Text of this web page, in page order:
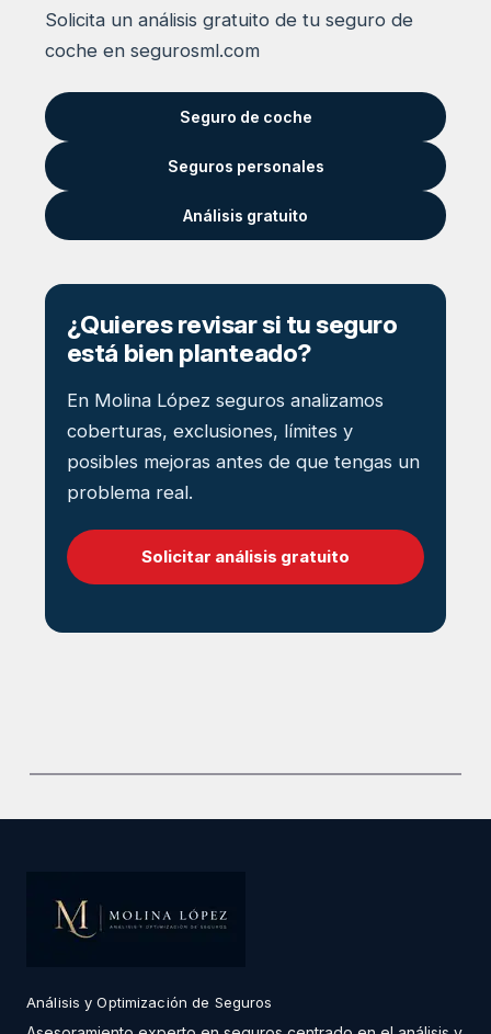
Solicita un análisis gratuito de tu seguro de
coche en segurosml.com
Seguro de coche
Seguros personales
Análisis gratuito
¿Quieres revisar si tu seguro
está bien planteado?
En Molina López seguros analizamos
coberturas, exclusiones, límites y
posibles mejoras antes de que tengas un
problema real.
Solicitar análisis gratuito
Análisis y Optimización de Seguros